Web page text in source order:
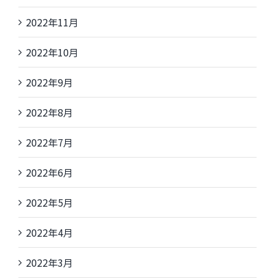
2022年11月
2022年10月
2022年9月
2022年8月
2022年7月
2022年6月
2022年5月
2022年4月
2022年3月